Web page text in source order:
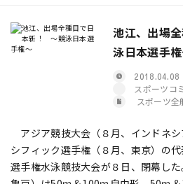
池江、出場
泳日本選手
2018.04.08
スポーツコ
スポーツ全
アジア競技大会（８月、インドネ
シフィック選手権（８月、東京）の
選手権水泳競技大会が８日、閉幕し